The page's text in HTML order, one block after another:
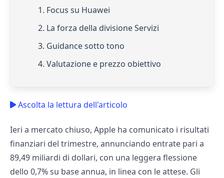
1. Focus su Huawei
2. La forza della divisione Servizi
3. Guidance sotto tono
4. Valutazione e prezzo obiettivo
Ascolta la lettura dell'articolo
Ieri a mercato chiuso, Apple ha comunicato i risultati
finanziari del trimestre, annunciando entrate pari a
89,49 miliardi di dollari, con una leggera flessione
dello 0,7% su base annua, in linea con le attese. Gli